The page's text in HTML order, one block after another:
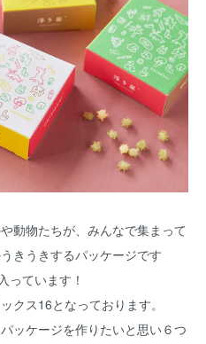
動物たちが、みんなで集まって
きうきするパッケージです
っています！
クス16となっております。
ッケージを作りたいと思い６つ